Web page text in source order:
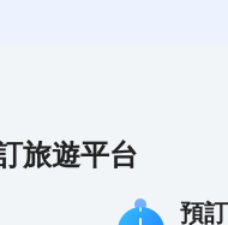
旅遊平台
預